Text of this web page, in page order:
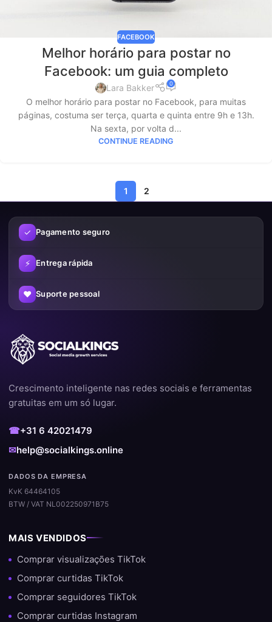
FACEBOOK
Melhor horário para postar no
Facebook: um guia completo
Lara Bakker 0
O melhor horário para postar no Facebook, para muitas
páginas, costuma ser terça, quarta e quinta entre 9h e 13h.
Na sexta, por volta d...
CONTINUE READING
1 2
✓ Pagamento seguro
⚡ Entrega rápida
♥ Suporte pessoal
Crescimento inteligente nas redes sociais e ferramentas
gratuitas em um só lugar.
☎+31 6 42021479
✉help@socialkings.online
DADOS DA EMPRESA
KvK 64464105
BTW / VAT NL002250971B75
MAIS VENDIDOS
Comprar visualizações TikTok
Comprar curtidas TikTok
Comprar seguidores TikTok
Comprar curtidas Instagram